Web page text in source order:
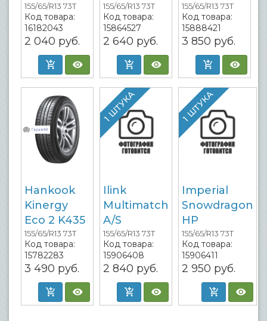
155/65/R13 73T
Код товара:
16182043
2 040 руб.
155/65/R13 73T
Код товара:
15864527
2 640 руб.
155/65/R13 73T
Код товара:
15888421
3 850 руб.
Hankook
Kinergy
Eco 2 K435
155/65/R13 73T
Код товара:
15782283
3 490 руб.
1 ШТУКА
Ilink
Multimatch
A/S
155/65/R13 73T
Код товара:
15906408
2 840 руб.
1 ШТУКА
Imperial
Snowdragon
HP
155/65/R13 73T
Код товара:
15906411
2 950 руб.